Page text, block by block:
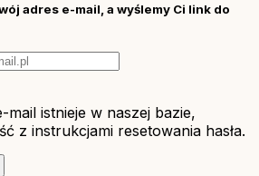
adres e-mail, a wyślemy Ci link do
istnieje w naszej bazie,
z instrukcjami resetowania hasła.